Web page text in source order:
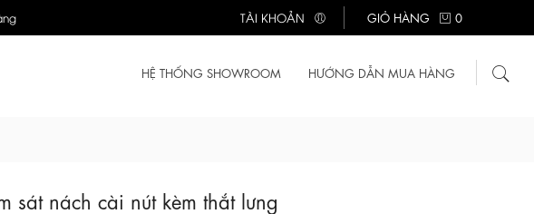
TÀI KHOẢN GIỎ HÀNG 0
HỆ THỐNG SHOWROOM HƯỚNG DẪN MUA HÀNG
sát nách cài nút kèm thắt lưng